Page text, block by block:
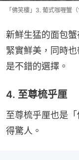
「佛笑樓」3. 葡式咖喱蟹（
新鮮生猛的面包
緊實鮮美，同時
是不錯的選擇。
4. 至尊梳乎厘
至尊梳乎厘也是
得驚人。